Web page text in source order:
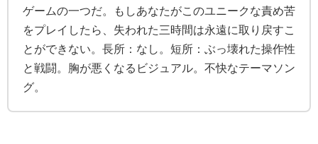
ゲームの一つだ。もしあなたがこのユニークな責め苦
をプレイしたら、失われた三時間は永遠に取り戻すこ
とができない。長所：なし。短所：ぶっ壊れた操作性
と戦闘。胸が悪くなるビジュアル。不快なテーマソン
グ。